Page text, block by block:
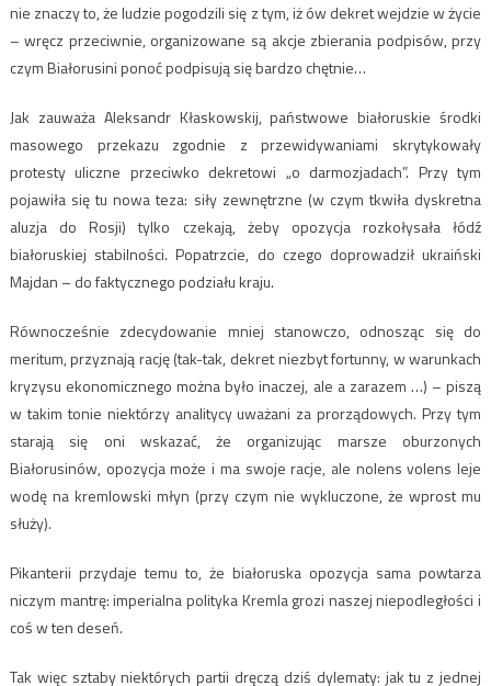
nie znaczy to, że ludzie pogodzili się z tym, iż ów dekret wejdzie w życie
– wręcz przeciwnie, organizowane są akcje zbierania podpisów, przy
czym Białorusini ponoć podpisują się bardzo chętnie…
Jak zauważa Aleksandr Kłaskowskij, państwowe białoruskie środki
masowego przekazu zgodnie z przewidywaniami skrytykowały
protesty uliczne przeciwko dekretowi „o darmozjadach”. Przy tym
pojawiła się tu nowa teza: siły zewnętrzne (w czym tkwiła dyskretna
aluzja do Rosji) tylko czekają, żeby opozycja rozkołysała łódź
białoruskiej stabilności. Popatrzcie, do czego doprowadził ukraiński
Majdan – do faktycznego podziału kraju.
Równocześnie zdecydowanie mniej stanowczo, odnosząc się do
meritum, przyznają rację (tak-tak, dekret niezbyt fortunny, w warunkach
kryzysu ekonomicznego można było inaczej, ale a zarazem …) – piszą
w takim tonie niektórzy analitycy uważani za prorządowych. Przy tym
starają się oni wskazać, że organizując marsze oburzonych
Białorusinów, opozycja może i ma swoje racje, ale nolens volens leje
wodę na kremlowski młyn (przy czym nie wykluczone, że wprost mu
służy).
Pikanterii przydaje temu to, że białoruska opozycja sama powtarza
niczym mantrę: imperialna polityka Kremla grozi naszej niepodległości i
coś w ten deseń.
Tak więc sztaby niektórych partii dręczą dziś dylematy: jak tu z jednej